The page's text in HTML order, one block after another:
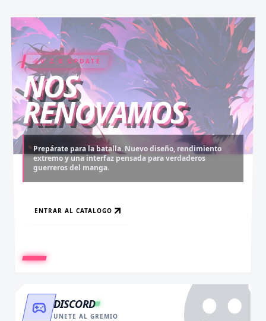
V 2.0 UPDATE
NOS
RENOVAMOS
Prepárate para la batalla. Nuevo diseño, rendimiento
extremo y una interfaz pensada para verdaderos
guerreros del manga.
ENTRAR AL CATALOGO
COIN RUSH
Desbloquea capítulos legendarios. Recarga tus monedas
y accede al contenido más exclusivo sin límites.
RECARGAR AHORA
ELITE PASS
Asciende al rango máximo. Experiencia sin anuncios,
descargas infinitas y acceso anticipado.
VER BENEFICIOS
DISCORD
UNETE AL GREMIO